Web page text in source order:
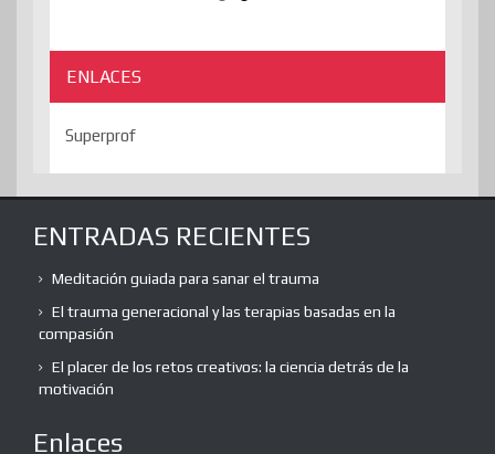
ENLACES
Superprof
ENTRADAS RECIENTES
Meditación guiada para sanar el trauma
El trauma generacional y las terapias basadas en la
compasión
El placer de los retos creativos: la ciencia detrás de la
motivación
Enlaces